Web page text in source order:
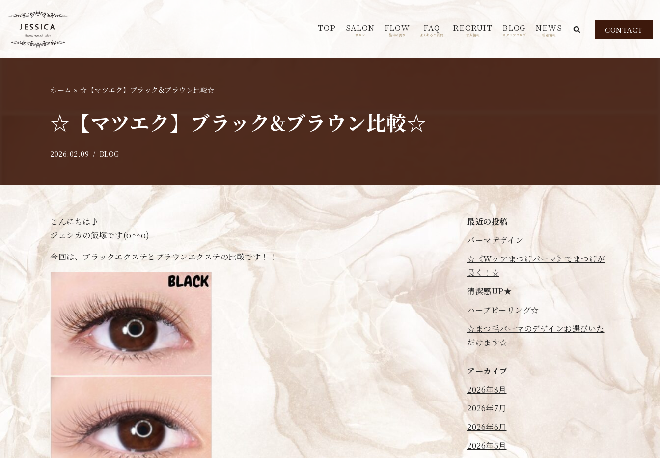
ン
TOP SALON
サロン
FLOW
施術の流れ
FAQ
よくあるご質問
RECRUIT
求人情報
BLOG
スタッフブログ
NEWS
新着情報
CONTACT
ホーム » ☆【マツエク】ブラック&ブラウン比較☆
☆【マツエク】ブラック&ブラウン比較☆
2026.02.09 BLOG
こんにちは♪
ジェシカの飯塚です(o^^o)
今回は、ブラックエクステとブラウンエクステの比較です！！
最近の投稿
パーマデザイン
☆《Wケアまつげパーマ》でまつげが
長く！☆
清潔感UP★
ハーブピーリング☆
☆まつ毛パーマのデザインお選びいた
だけます☆
アーカイブ
2026年8月
2026年7月
2026年6月
2026年5月